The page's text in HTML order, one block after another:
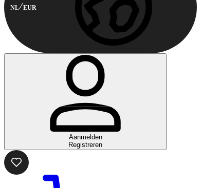
NL EUR
Aanmelden
Registreren